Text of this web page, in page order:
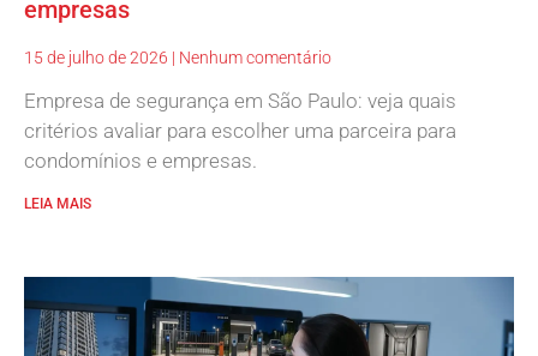
empresas
15 de julho de 2026 Nenhum comentário
Empresa de segurança em São Paulo: veja quais
critérios avaliar para escolher uma parceira para
condomínios e empresas.
LEIA MAIS